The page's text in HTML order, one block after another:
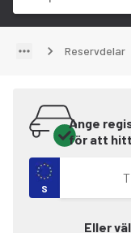
Reservdelar
Ange
för att
S
Sök efter fordon
Eller